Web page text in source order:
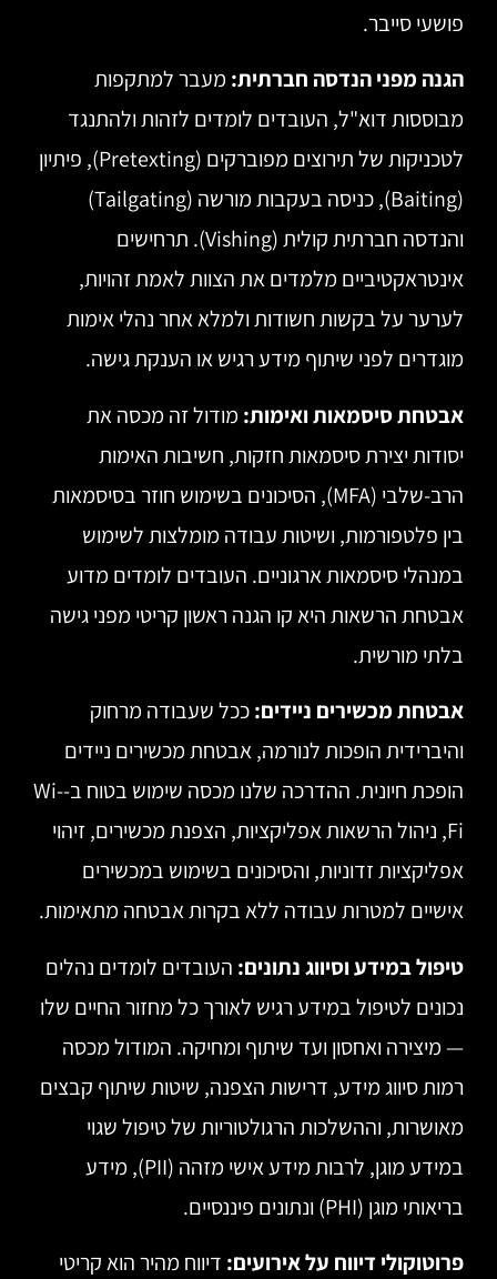
פושעי סייבר.
הגנה מפני הנדסה חברתית: מעבר למתקפות
מבוססות דוא"ל, העובדים לומדים לזהות ולהתנגד
לטכניקות של תירוצים מפוברקים (Pretexting), פיתיון
(Baiting), כניסה בעקבות מורשה (Tailgating)
והנדסה חברתית קולית (Vishing). תרחישים
אינטראקטיביים מלמדים את הצוות לאמת זהויות,
לערער על בקשות חשודות ולמלא אחר נהלי אימות
מוגדרים לפני שיתוף מידע רגיש או הענקת גישה.
אבטחת סיסמאות ואימות: מודול זה מכסה את
יסודות יצירת סיסמאות חזקות, חשיבות האימות
הרב-שלבי (MFA), הסיכונים בשימוש חוזר בסיסמאות
בין פלטפורמות, ושיטות עבודה מומלצות לשימוש
במנהלי סיסמאות ארגוניים. העובדים לומדים מדוע
אבטחת הרשאות היא קו הגנה ראשון קריטי מפני גישה
בלתי מורשית.
אבטחת מכשירים ניידים:ככל שעבודה מרחוק
והיברידית הופכות לנורמה, אבטחת מכשירים ניידים
הופכת חיונית. ההדרכה שלנו מכסה שימוש בטוח ב-Wi-
Fi, ניהול הרשאות אפליקציות, הצפנת מכשירים, זיהוי
אפליקציות זדוניות, והסיכונים בשימוש במכשירים
אישיים למטרות עבודה ללא בקרות אבטחה מתאימות.
טיפול במידע וסיווג נתונים: העובדים לומדים נהלים
נכונים לטיפול במידע רגיש לאורך כל מחזור החיים שלו
— מיצירה ואחסון ועד שיתוף ומחיקה. המודול מכסה
רמות סיווג מידע, דרישות הצפנה, שיטות שיתוף קבצים
מאושרות, וההשלכות הרגולטוריות של טיפול שגוי
במידע מוגן, לרבות מידע אישי מזהה (PII), מידע
בריאותי מוגן (PHI) ונתונים פיננסיים.
פרוטוקולי דיווח על אירועים: דיווח מהיר הוא קריטי